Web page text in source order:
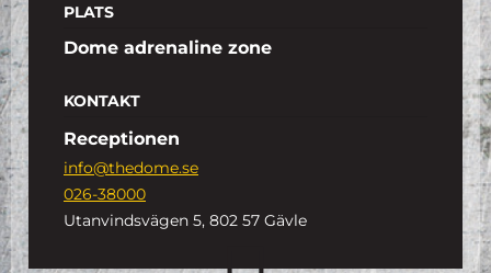
PLATS
Dome adrenaline zone
KONTAKT
Receptionen
info@thedome.se
026-38000
Utanvindsvägen 5, 802 57 Gävle